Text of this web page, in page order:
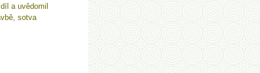
a uvědomil
sotva